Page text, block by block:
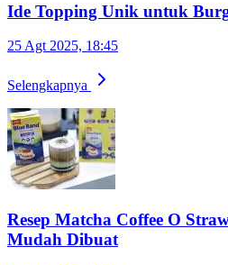
Ide Topping Unik untuk
25 Agt 2025, 18:45
Selengkapnya
Resep Matcha Coffee O
Mudah Dibuat